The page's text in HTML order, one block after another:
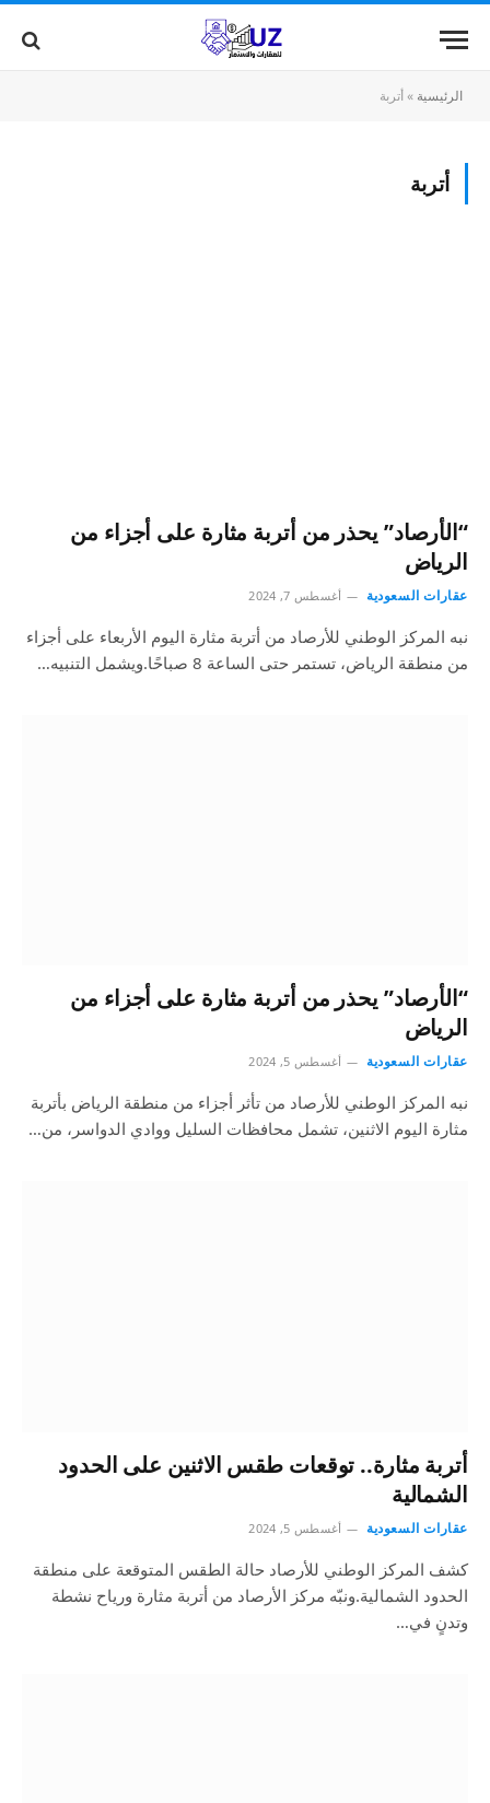
الرئيسية » أتربة
أتربة
“الأرصاد” يحذر من أتربة مثارة على أجزاء من
الرياض
عقارات السعودية أغسطس 7, 2024
نبه المركز الوطني للأرصاد من أتربة مثارة اليوم الأربعاء على أجزاء
من منطقة الرياض، تستمر حتى الساعة 8 صباحًا.ويشمل التنبيه…
“الأرصاد” يحذر من أتربة مثارة على أجزاء من
الرياض
عقارات السعودية أغسطس 5, 2024
نبه المركز الوطني للأرصاد من تأثر أجزاء من منطقة الرياض بأتربة
مثارة اليوم الاثنين، تشمل محافظات السليل ووادي الدواسر، من…
أتربة مثارة.. توقعات طقس الاثنين على الحدود
الشمالية
عقارات السعودية أغسطس 5, 2024
كشف المركز الوطني للأرصاد حالة الطقس المتوقعة على منطقة
الحدود الشمالية.ونبّه مركز الأرصاد من أتربة مثارة ورياح نشطة
وتدنٍ في…